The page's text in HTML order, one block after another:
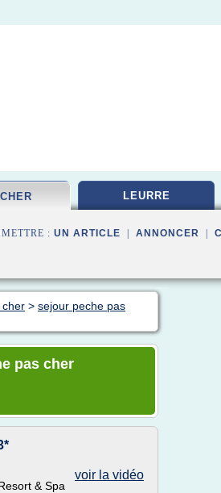
LEURRE
: UN ARTICLE ANNONCER
cher > sejour peche pas
pas cher
voir la vidéo
& Spa